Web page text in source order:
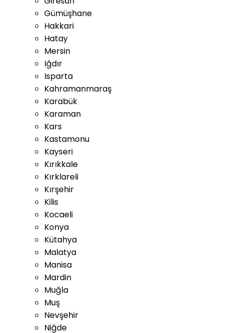
Gümüşhane
Hakkari
Hatay
Mersin
Iğdır
Isparta
Kahramanmaraş
Karabük
Karaman
Kars
Kastamonu
Kayseri
Kırıkkale
Kırklareli
Kırşehir
Kilis
Kocaeli
Konya
Kütahya
Malatya
Manisa
Mardin
Muğla
Muş
Nevşehir
Niğde